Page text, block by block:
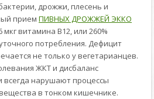
дрожжи, плесень и
прием ПИВНЫХ ДРОЖЖЕЙ ЭККО
мкг витамина В12, или 260%
потребления. Дефицит
не только у вегетарианцев.
ЖКТ и дисбаланс
нарушают процессы
в тонком кишечнике.